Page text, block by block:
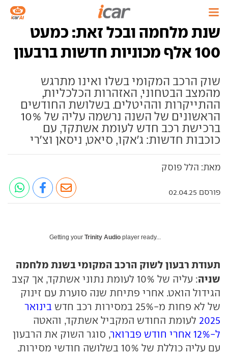
שנת מלחמה ובכל זאת: כמעט
100 אלף מכוניות חדשות ברבעון
שוק הרכב המקומי בשלו ואינו מתרגש
מהמצב הבטחוני, האזהרות הכלכליות,
ההתייקרות וההיטלים. בשלושת החודשים
הראשונים של השנה נרשמה עליה של 10%
ברכישת רכב חדש לעומת אשתקד, עם
כוכבות חדשות: ג'אקו, סיאט, ניסאן וצ'רי
מאת: הלל פוסק
פורסם 02.04.25
Getting your Trinity Audio player ready...
תעודת רבעון לשוק הרכב המקומי בשנת מלחמה
שניה
: עליה של 10% לעומת נתוני אשתקד, אך קצב
הגידול הואט. אחרי פתיחת שנה סוערת עם זינוק
של לא פחות מ-25% במסירות רכב חדש
בינואר
2025 לעומת החודש המקביל אשתקד, והאטה
ל-12% אחרי חודש פברואר
, סוגר השוק את הרבעון
עם עליה כוללת של 10% בשלושה חודשי מסירות.